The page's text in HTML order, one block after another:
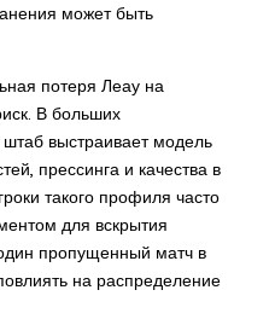
может быть
потеря Леау на
В больших
выстраивает модель
прессинга и качества в
такого профиля часто
для вскрытия
пропущенный матч в
на распределение